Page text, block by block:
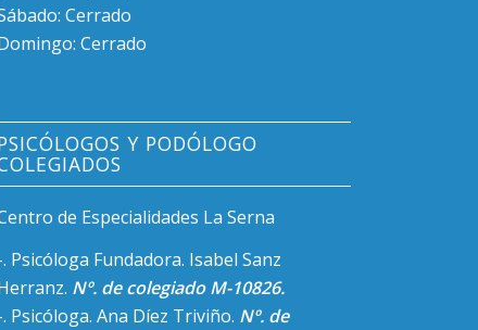
Cerrado
Cerrado
Y PODÓLOGO
de Especialidades La Serna
Psicóloga Fundadora. Isabel Sanz
Nº. de colegiado M-10826.
Psicóloga. Ana Díez Triviño. Nº. de